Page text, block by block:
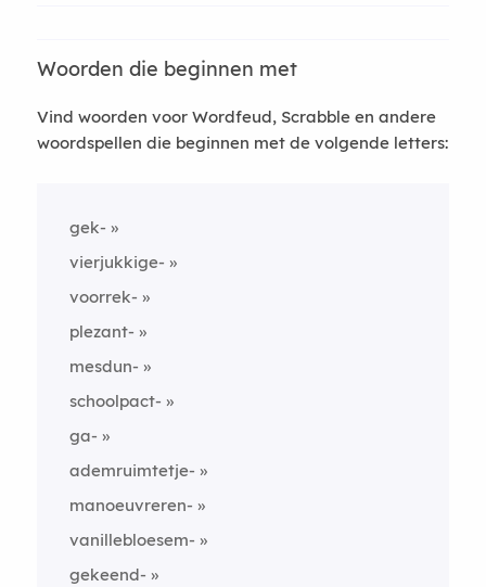
Woorden die beginnen met
Vind woorden voor Wordfeud, Scrabble en andere
woordspellen die beginnen met de volgende letters:
gek-
vierjukkige-
voorrek-
plezant-
mesdun-
schoolpact-
ga-
ademruimtetje-
manoeuvreren-
vanillebloesem-
gekeend-